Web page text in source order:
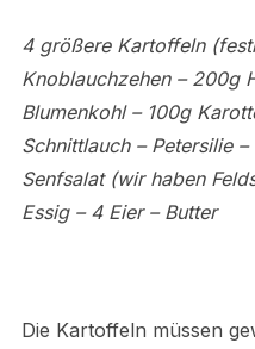
4 größere Kartoffeln
Knoblauchzehen – 200g
Blumenkohl – 100g
Schnittlauch – Petersilie
Senfsalat (wir haben
Essig – 4 Eier – Butter
Die Kartoffeln müssen